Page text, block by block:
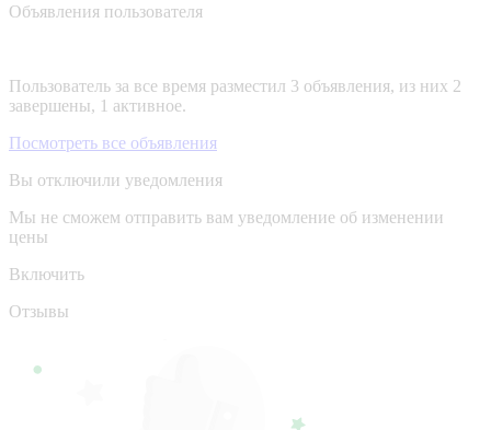
Объявления пользователя
Пользователь за все время разместил 3 объявления, из них 2
завершены, 1 активное.
Посмотреть все объявления
Вы отключили уведомления
Мы не сможем отправить вам уведомление об изменении
цены
Включить
Отзывы